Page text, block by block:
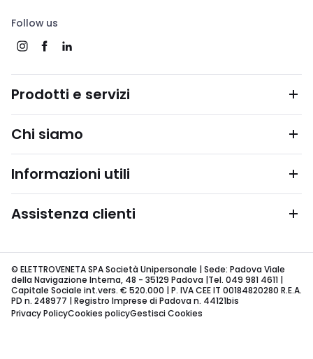
Follow us
Prodotti e servizi
Chi siamo
Informazioni utili
Assistenza clienti
© ELETTROVENETA SPA Società Unipersonale | Sede: Padova Viale
della Navigazione Interna, 48 - 35129 Padova |Tel. 049 981 4611 |
Capitale Sociale int.vers. € 520.000 | P. IVA CEE IT 00184820280 R.E.A.
PD n. 248977 | Registro Imprese di Padova n. 44121bis
Privacy PolicyCookies policyGestisci Cookies